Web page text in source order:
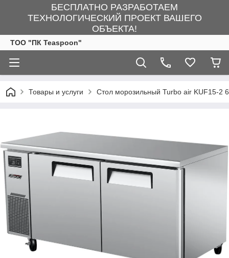
БЕСПЛАТНО РАЗРАБОТАЕМ
ТЕХНОЛОГИЧЕСКИЙ ПРОЕКТ ВАШЕГО
ОБЪЕКТА!
ТОО "ПК Teaspoon"
Товары и услуги Стол морозильный Turbo air KUF15-2